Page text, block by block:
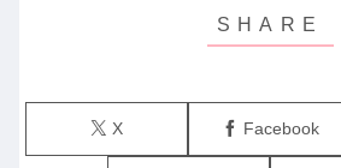
X Facebook